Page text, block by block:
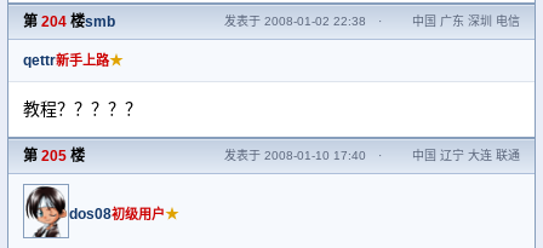
第 204 楼smb 发表于 2008-01-02 22:38 · 中国 广东 深圳 电信
qettr新手上路★
教程？？？？？
第 205 楼 发表于 2008-01-10 17:40 · 中国 辽宁 大连 联通
dos08初级用户★